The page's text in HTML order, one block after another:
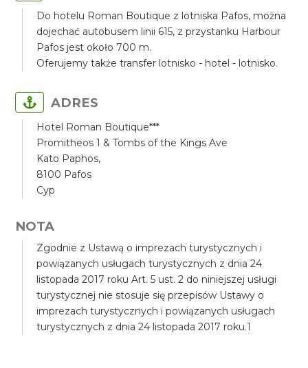
Do hotelu Roman Boutique z lotniska Pafos, można
dojechać autobusem linii 615, z przystanku Harbour
Pafos jest około 700 m.
Oferujemy także transfer lotnisko - hotel - lotnisko.
ADRES
Hotel Roman Boutique***
Promitheos 1 & Tombs of the Kings Ave
Kato Paphos,
8100 Pafos
Cyp
NOTA
Zgodnie z Ustawą o imprezach turystycznych i
powiązanych usługach turystycznych z dnia 24
listopada 2017 roku Art. 5 ust. 2 do niniejszej usługi
turystycznej nie stosuje się przepisów Ustawy o
imprezach turystycznych i powiązanych usługach
turystycznych z dnia 24 listopada 2017 roku.1